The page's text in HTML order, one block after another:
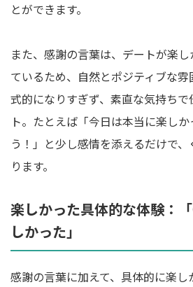
とができます。
また、感謝の言葉は、デートが楽
ているため、自然とポジティブな
式的になりすぎず、素直な気持ち
ト。たとえば「今日は本当に楽し
う！」と少し感情を添えるだけで
ります。
楽しかった具体的な体験：
しかった」
感謝の言葉に加えて、具体的に楽